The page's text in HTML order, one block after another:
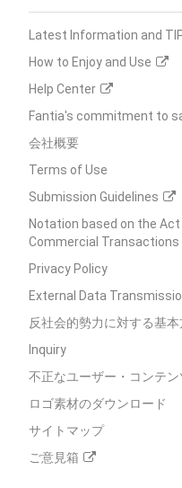
Latest Information and
How to Enjoy and Use
Help Center
Fantia's commitment to
会社概要
Terms of Use
Submission Guidelines
Notation based on the Act
Commercial Transactions
Privacy Policy
External Data
反社会的勢力に対する基本
Inquiry
不正なユーザー・コンテ
ロゴ素材のダウンロード
サイトマップ
ご意見箱